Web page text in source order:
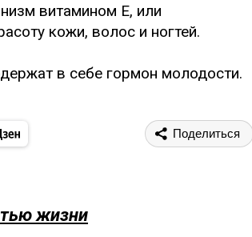
витамином Е, или
кожи, волос и ногтей.
в себе гормон молодости.
Поделиться
жизни